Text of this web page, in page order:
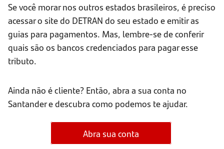
Se você morar nos outros estados brasileiros, é preciso
acessar o site do DETRAN do seu estado e emitir as
guias para pagamentos. Mas, lembre-se de conferir
quais são os bancos credenciados para pagar esse
tributo.
Ainda não é cliente? Então, abra a sua conta no
Santander e descubra como podemos te ajudar.
Abra sua conta